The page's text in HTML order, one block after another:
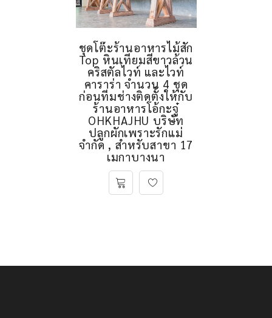
ชุดโต๊ะร้านอาหารไม้สัก
Top หินเทียมสีขาวล้วน
คริสตัลไวท์ และไวท์
คาราร่า จำนวน 4 ชุด
ก่อนทีมช่างติดตั้งให้กับ
ร้านอาหารโอ้กะจู๋
OHKHAJHU บริษัท
ปลูกผักเพราะรักแม่
จำกัด , สำหรับสาขา 17
เมกาบางนา